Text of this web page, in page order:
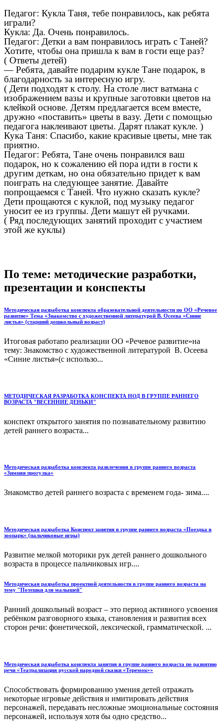
Педагог: Кукла Таня, тебе понравилось, как ребята
играли?
Кукла: Да. Очень понравилось.
Педагог: Детки а вам понравилось играть с Таней?
Хотите, чтобы она пришла к вам в гости еще раз?
( Ответы детей)
— Ребята, давайте подарим кукле Тане подарок, в
благодарность за интересную игру.
( Дети подходят к столу. На столе лист ватмана с
изображением вазы и крупные заготовки цветов на
клейкой основе. Детям предлагается всем вместе,
дружно «поставить» цветы в вазу. Дети с помощью
педагога наклеивают цветы. Дарят плакат кукле. )
Кука Таня: Спасибо, какие красивые цветы, мне так
приятно.
Педагог: Ребята, Тане очень понравился ваш
подарок, но к сожалению ей пора идти в гости к
другим деткам, но она обязательно придет к вам
поиграть на следующее занятие. Давайте
попрощаемся с Таней. Что нужно сказать кукле?
Дети прощаются с куклой, под музыку педагог
уносит ее из группы. Дети машут ей ручками.
( Ряд последующих занятий проходит с участием
этой же куклы)
По теме: методические разработки,
презентации и конспекты
Методическая разработка конспекта образовательной деятельности по ОО «Речевое
развитие» Тема «Знакомство с художественной литературой В. Осеева «Синие
листья» (старший дошкольный возраст)
Итоговая работапо реализации ОО «Речевое развитие»на
тему: Знакомство с художественной литературой В. Осеева
«Синие листья»(с использо...
МЕТОДИЧЕСКАЯ РАЗРАБОТКА КОНСПЕКТА НОД В ГРУППЕ РАННЕГО
ВОЗРАСТА "ВЕСЕННИЕ ДЕНЬКИ"
конспект открытого занятия по познавательному развитию
детей раннего возраста...
Методическая разработка конспекта развлечения в группе раннего возраста
«Зимняя прогулка»
Знакомство детей раннего возраста с временем года- зима....
Методическая разработка Конспект занятия в группе раннего возраста «Поездка в
зоопарк» (пальчиковые игры)
Развитие мелкой моторики рук детей раннего дошкольного
возраста в процессе пальчиковых игр....
Методическая разработка проектной деятельности в группе раннего возраста на
тему "Потешки для малышей"
Ранний дошкольный возраст – это период активного усвоения
ребёнком разговорного языка, становления и развития всех
сторон речи: фонетической, лексической, грамматической. ...
Методическая разработка конспекта занятия в группе раннего возраста по развитию
речи «Театрализация русской народной сказки «Теремок»»
Способствовать формированию умения детей отражать
некоторые игровые действия и имитировать действия
персонажей, передавать несложные эмоциональные состояния
персонажей, используя хотя бы одно средство...